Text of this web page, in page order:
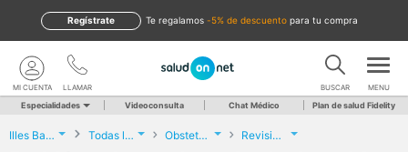
te regalamos -5% de descuento para tu compra
Regístrate
LLAMAR
MI CUENTA BUSCAR MENU
Especialidades Videoconsulta Chat Médico Plan de salud Fidelity
Illes Balears Todas las localidades Obstetricia y Ginecología Revisión embarazo (consulta de obstetricia + ecografía obstétrica)